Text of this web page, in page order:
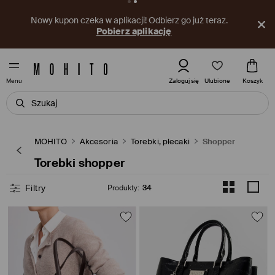
Nowy kupon czeka w aplikacji! Odbierz go już teraz.
Pobierz aplikację
Menu Zaloguj się Ulubione Koszyk
MOHITO Akcesoria Torebki, plecaki Shopper
Torebki shopper
Filtry Produkty: 34